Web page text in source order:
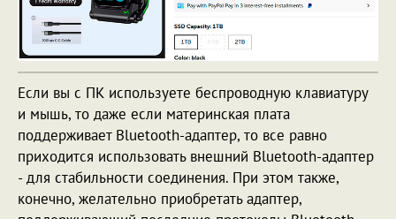
Если вы с ПК используете беспроводную клавиатуру
и мышь, то даже если материнская плата
поддерживает Bluetooth-адаптер, то все равно
приходится использовать внешний Bluetooth-адаптер
- для стабильности соединения. При этом также,
конечно, желательно приобретать адаптер,